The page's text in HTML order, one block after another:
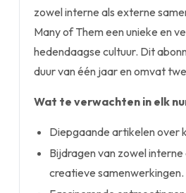
zowel interne als externe
Many of Them een unieke en
hedendaagse cultuur. Dit
duur van één jaar en omvat
Wat te verwachten in elk
Diepgaande artikelen over
Bijdragen van zowel
creatieve samenwerkingen.